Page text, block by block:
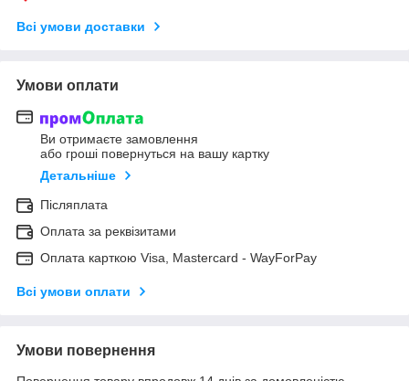
Всі умови доставки
Умови оплати
Ви отримаєте замовлення
або гроші повернуться на вашу картку
Детальніше
Післяплата
Оплата за реквізитами
Оплата карткою Visa, Mastercard - WayForPay
Всі умови оплати
Умови повернення